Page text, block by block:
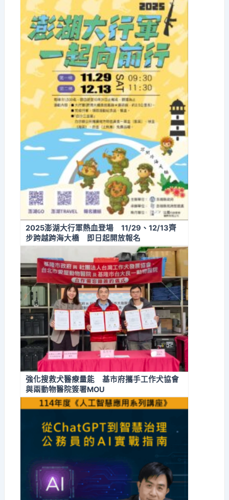
2025澎湖大行軍熱血登場 11/29、12/13齊
步跨越跨海大橋 即日起開放報名
強化搜救犬醫療量能 基市府攜手工作犬協會
與兩動物醫院簽署MOU